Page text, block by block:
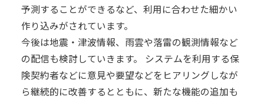
予測することができるなど、利用に合わせた細かい
作り込みがされています。
今後は地震・津波情報、雨雲や落雷の観測情報など
の配信も検討していきます。 システムを利用する保
険契約者などに意見や要望などをヒアリングしなが
ら継続的に改善するとともに、新たな機能の追加も